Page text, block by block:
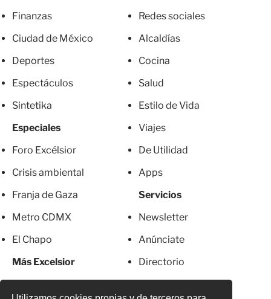
Finanzas
Ciudad de México
Deportes
Espectáculos
Sintetika
Especiales
Foro Excélsior
Crisis ambiental
Franja de Gaza
Metro CDMX
El Chapo
Más Excelsior
Redes sociales
Alcaldías
Cocina
Salud
Estilo de Vida
Viajes
De Utilidad
Apps
Servicios
Newsletter
Anúnciate
Directorio